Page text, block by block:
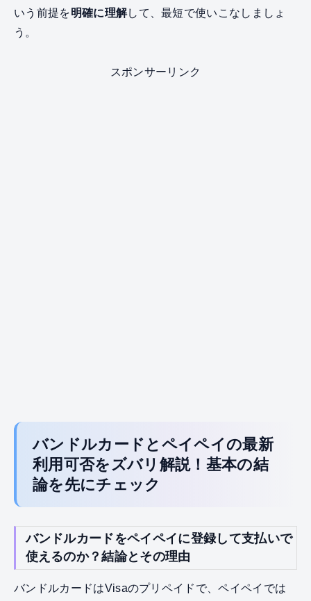
いう前提を明確に理解して、最短で使いこなしましょ
う。
スポンサーリンク
バンドルカードとペイペイの最新
利用可否をズバリ解説！基本の結
論を先にチェック
バンドルカードをペイペイに登録して支払いで
使えるのか？結論とその理由
バンドルカードはVisaのプリペイドで、ペイペイでは